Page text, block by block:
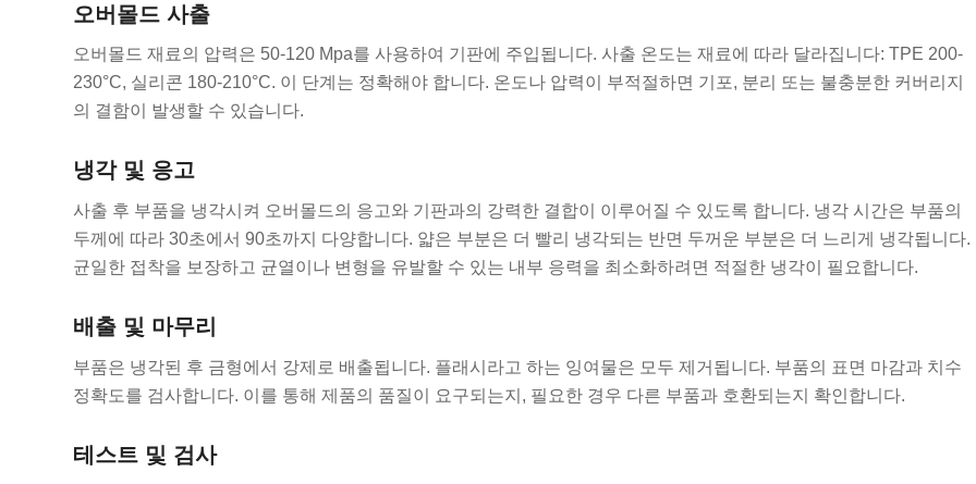
오버몰드 사출
오버몰드 재료의 압력은 50-120 Mpa를 사용하여 기판에 주입됩니다. 사출 온도는 재료에 따라 달라집니다: TPE 200-
230°C, 실리콘 180-210°C. 이 단계는 정확해야 합니다. 온도나 압력이 부적절하면 기포, 분리 또는 불충분한 커버리지
의 결함이 발생할 수 있습니다.
냉각 및 응고
사출 후 부품을 냉각시켜 오버몰드의 응고와 기판과의 강력한 결합이 이루어질 수 있도록 합니다. 냉각 시간은 부품의
두께에 따라 30초에서 90초까지 다양합니다. 얇은 부분은 더 빨리 냉각되는 반면 두꺼운 부분은 더 느리게 냉각됩니다.
균일한 접착을 보장하고 균열이나 변형을 유발할 수 있는 내부 응력을 최소화하려면 적절한 냉각이 필요합니다.
배출 및 마무리
부품은 냉각된 후 금형에서 강제로 배출됩니다. 플래시라고 하는 잉여물은 모두 제거됩니다. 부품의 표면 마감과 치수
정확도를 검사합니다. 이를 통해 제품의 품질이 요구되는지, 필요한 경우 다른 부품과 호환되는지 확인합니다.
테스트 및 검사